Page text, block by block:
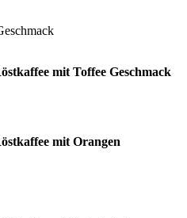
mit Toffee Geschmack
mit Orangen